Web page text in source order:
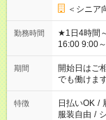
＜シニア
勤務時間
★1日4時間～の時短シフ
16:00 9:00～
場合、他の
ん ※法令に
となります
短時間・短
期間
開始日は
でも働けま
特徴 日払いOK /
服装自由 /